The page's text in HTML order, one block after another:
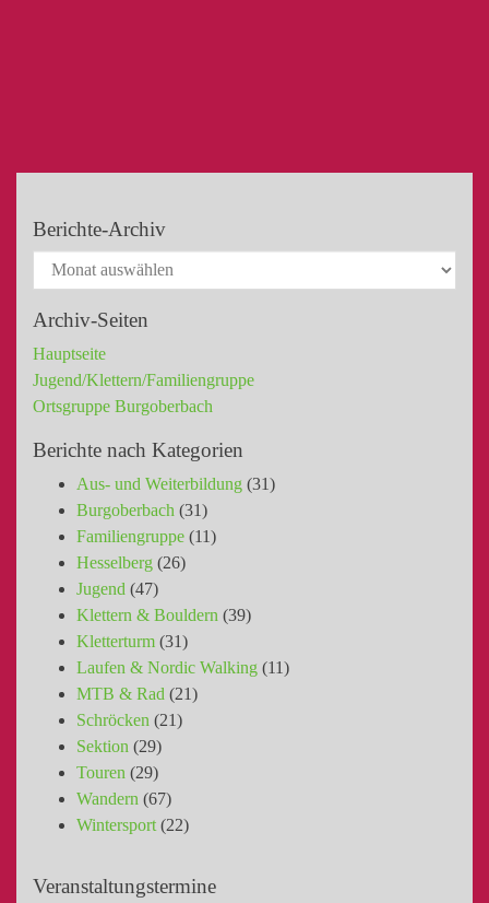
Berichte-Archiv
Archiv-Seiten
Hauptseite
Jugend/Klettern/Familiengruppe
Ortsgruppe Burgoberbach
Berichte nach Kategorien
Aus- und Weiterbildung (31)
Burgoberbach (31)
Familiengruppe (11)
Hesselberg (26)
Jugend (47)
Klettern & Bouldern (39)
Kletterturm (31)
Laufen & Nordic Walking (11)
MTB & Rad (21)
Schröcken (21)
Sektion (29)
Touren (29)
Wandern (67)
Wintersport (22)
Veranstaltungstermine